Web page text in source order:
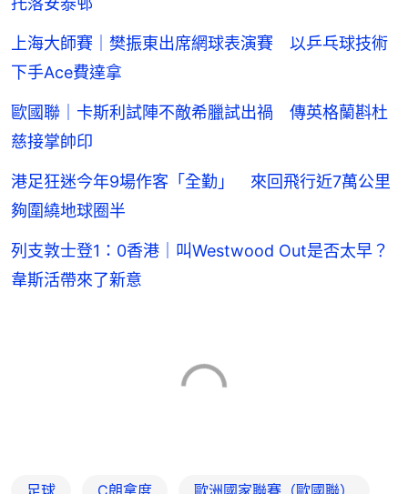
上海大師賽｜樊振東出席網球表演賽 以乒乓球技術
下手Ace費達拿
歐國聯｜卡斯利試陣不敵希臘試出禍 傳英格蘭斟杜
慈接掌帥印
港足狂迷今年9場作客「全勤」 來回飛行近7萬公里
夠圍繞地球圈半
列支敦士登1：0香港｜叫Westwood Out是否太早？
韋斯活帶來了新意